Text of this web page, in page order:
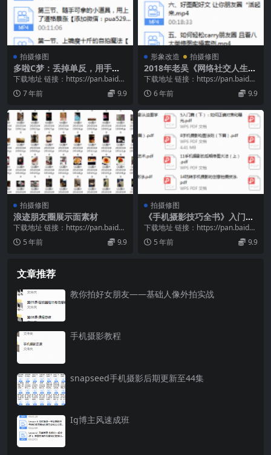
拍摄修图
多啦C梦：丢掉单反，用手机
拍大片
下载地址 链接：https://pan.baidu.
com/s/10SLI-S4...
7 年前 9.9
形象改造 拍摄修图
2018年老吴《网络社交人生》
-《网红装逼2.0》
下载地址 链接：https://pan.baidu.
com/s/1H8AJqRa...
6 年前 9.9
拍摄修图
浪迹朋友圈展示面素材
下载地址 链接：https://pan.baidu.
com/s/1oNTJ452...
5 年前 9.9
拍摄修图
《手机摄影技巧全书》入门级
+高级
下载地址 链接：https://pan.baidu.
com/s/1u1gLwDF...
5 年前 9.9
文章推荐
教你拍好女朋友——基础人像外拍实战
手机摄影教程
snapseed手机摄影后期更新至44集
Ig博主风速成班